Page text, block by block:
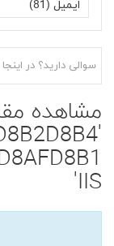
مشاهده
IIS'